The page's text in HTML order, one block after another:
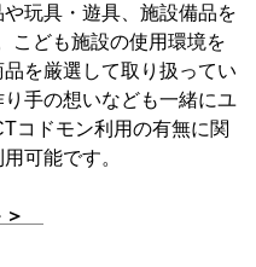
玩具・遊具、施設備品を
こども施設の使用環境を
を厳選して取り扱ってい
手の想いなども一緒にユ
コドモン利用の有無に関
可能です。
＞